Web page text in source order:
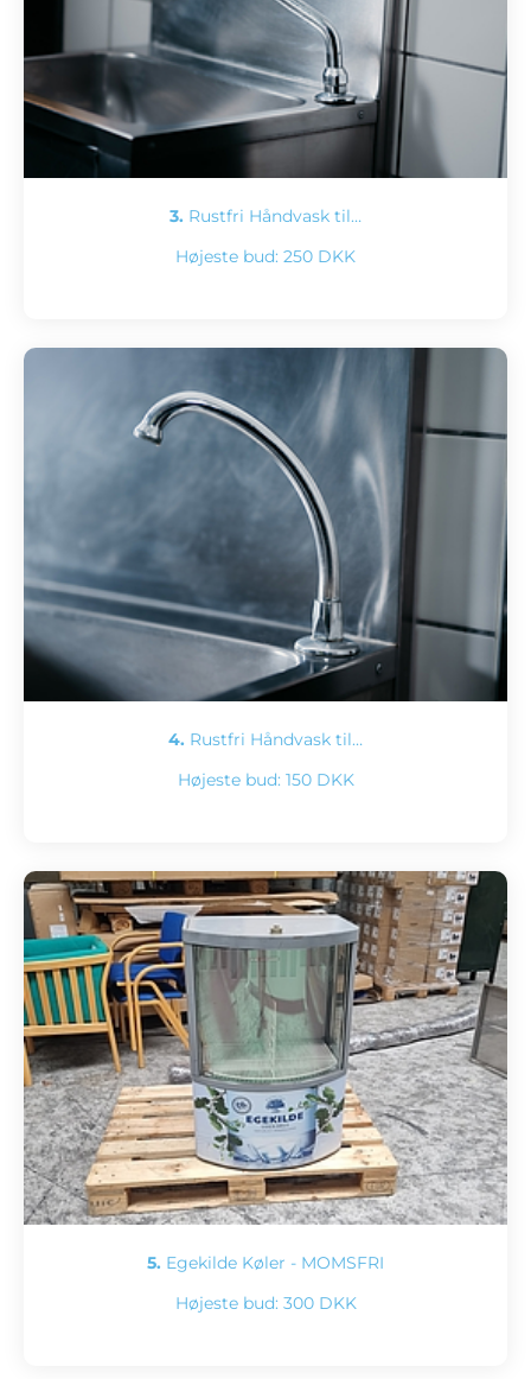
3. Rustfri Håndvask til…
Højeste bud: 250 DKK
4. Rustfri Håndvask til…
Højeste bud: 150 DKK
5. Egekilde Køler - MOMSFRI
Højeste bud: 300 DKK